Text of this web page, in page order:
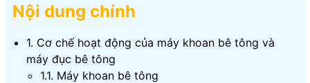
Nội dung chính
1. Cơ chế hoạt động của máy khoan bê tông và
máy đục bê tông
1.1. Máy khoan bê tông